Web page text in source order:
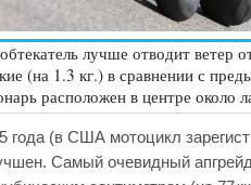
лучше отводит ветер
(на 1.3 кг.) в сравнении с
расположен в центре около
года (в США мотоцикл
Самый очевидный